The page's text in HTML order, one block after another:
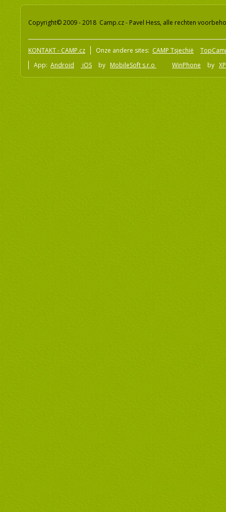
Copyright© 2009 - 2018 Camp.cz - Pavel Hess, alle rechten
KONTAKT - CAMP.cz Onze andere sites: CAMP Tsjechië
App: Android iOS by MobileSoft s.r.o WinPhone by